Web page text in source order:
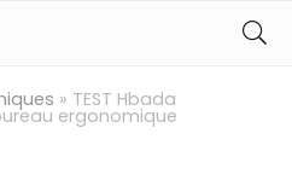
» TEST Hbada
ergonomique